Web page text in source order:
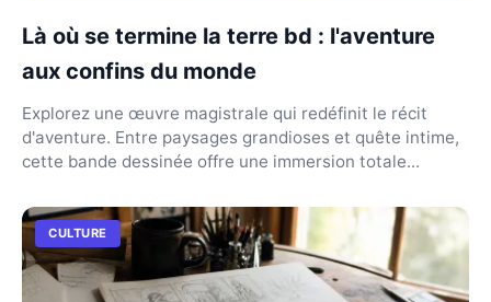
Là où se termine la terre bd : l'aventure
aux confins du monde
Explorez une œuvre magistrale qui redéfinit le récit
d'aventure. Entre paysages grandioses et quête intime,
cette bande dessinée offre une immersion totale...
CULTURE